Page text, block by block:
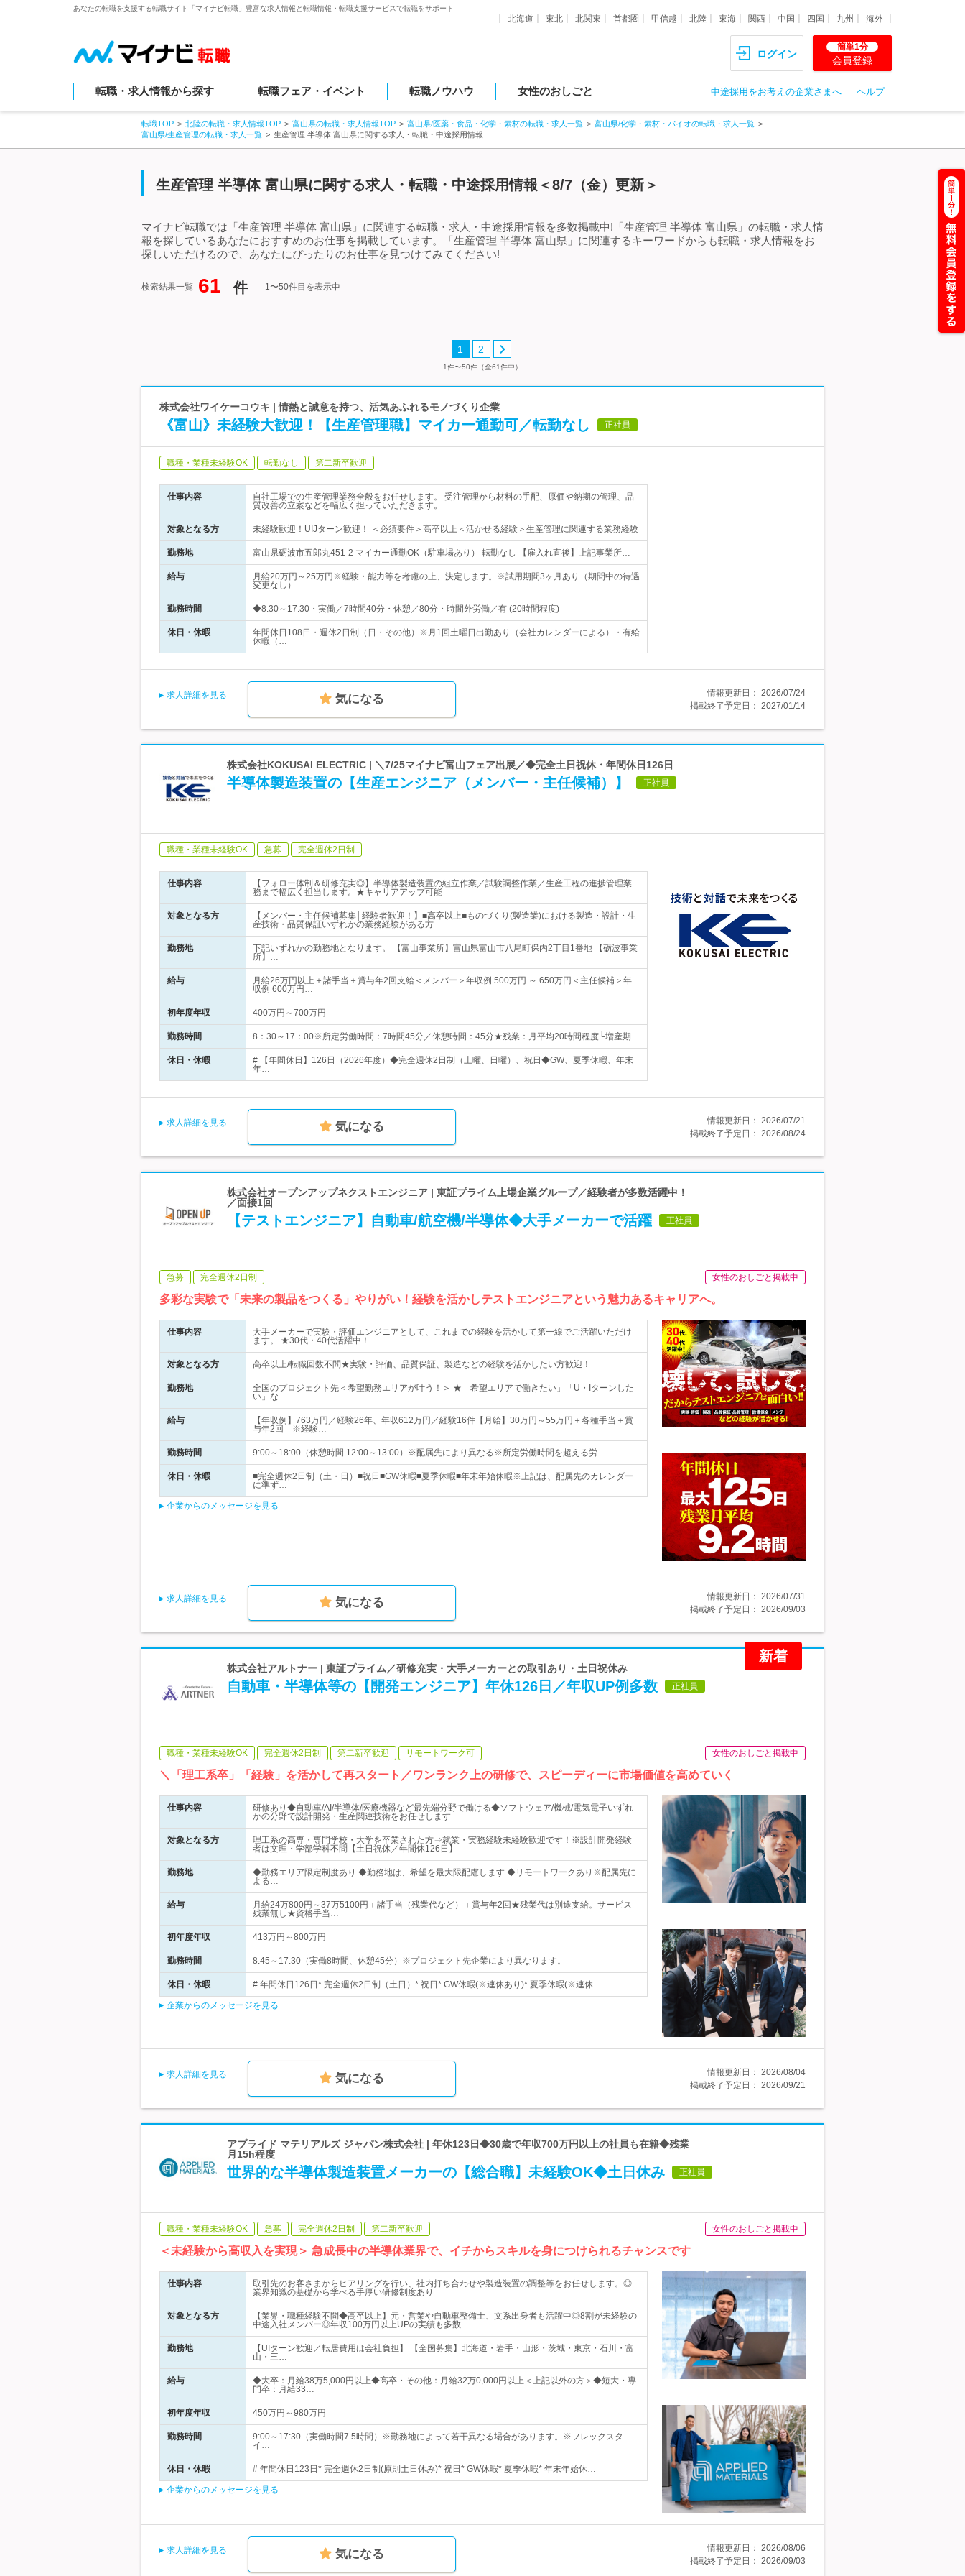
あなたの転職を支援する転職サイト「マイナビ転職」豊富な求人情報と転職情報・転職支援サービスで転職をサポート
北海道 東北 北関東 首都圏 甲信越 北陸 東海 関西 中国 四国 九州 海外
ログイン
簡単1分
会員登録
転職・求人情報から探す 転職フェア・イベント 転職ノウハウ 女性のおしごと 中途採用をお考えの企業さまへ ヘルプ
転職TOP 北陸の転職・求人情報TOP 富山県の転職・求人情報TOP 富山県/医薬・食品・化学・素材の転職・求人一覧
富山県/化学・素材・バイオの転職・求人一覧
富山県/生産管理の転職・求人一覧
生産管理 半導体 富山県に関する求人・転職・中途採用情報
生産管理 半導体 富山県に関する求人・転職・中途採用情報＜8/7（金）更新＞
マイナビ転職では「生産管理 半導体 富山県」に関連する転職・求人・中途採用情報を多数掲載中!「生産管理 半導体 富山県」の転職・求人情
報を探しているあなたにおすすめのお仕事を掲載しています。「生産管理 半導体 富山県」に関連するキーワードからも転職・求人情報をお
探しいただけるので、あなたにぴったりのお仕事を見つけてみてください!
検索結果一覧 61 件 1〜50件目を表示中
1 2
1件〜50件（全61件中）
株式会社ワイケーコウキ | 情熱と誠意を持つ、活気あふれるモノづくり企業
《富山》未経験大歓迎！【生産管理職】マイカー通勤可／転勤なし 正社員
職種・業種未経験OK 転勤なし 第二新卒歓迎
仕事内容
自社工場での生産管理業務全般をお任せします。 受注管理から材料の手配、原価や納期の管理、品
質改善の立案などを幅広く担っていただきます。
対象となる方 未経験歓迎！UIJターン歓迎！ ＜必須要件＞高卒以上＜活かせる経験＞生産管理に関連する業務経験
勤務地 富山県砺波市五郎丸451‐2 マイカー通勤OK（駐車場あり） 転勤なし 【雇入れ直後】上記事業所…
給与
月給20万円～25万円※経験・能力等を考慮の上、決定します。※試用期間3ヶ月あり（期間中の待遇
変更なし）
勤務時間 ◆8:30～17:30・実働／7時間40分・休憩／80分・時間外労働／有 (20時間程度)
休日・休暇
年間休日108日・週休2日制（日・その他）※月1回土曜日出勤あり（会社カレンダーによる）・有給
休暇（…
求人詳細を見る 気になる 情報更新日： 2026/07/24
掲載終了予定日： 2027/01/14
株式会社KOKUSAI ELECTRIC | ＼7/25マイナビ富山フェア出展／◆完全土日祝休・年間休日126日
半導体製造装置の【生産エンジニア（メンバー・主任候補）】 正社員
職種・業種未経験OK 急募 完全週休2日制
仕事内容
【フォロー体制＆研修充実◎】半導体製造装置の組立作業／試験調整作業／生産工程の進捗管理業
務まで幅広く担当します。★キャリアアップ可能
対象となる方
【メンバー・主任候補募集│経験者歓迎！】■高卒以上■ものづくり(製造業)における製造・設計・生
産技術・品質保証いずれかの業務経験がある方
勤務地
下記いずれかの勤務地となります。 【富山事業所】富山県富山市八尾町保内2丁目1番地 【砺波事業
所】…
給与
月給26万円以上＋諸手当＋賞与年2回支給＜メンバー＞年収例 500万円 ～ 650万円＜主任候補＞年
収例 600万円…
初年度年収 400万円～700万円
勤務時間 8：30～17：00※所定労働時間：7時間45分／休憩時間：45分★残業：月平均20時間程度└増産期…
休日・休暇
# 【年間休日】126日（2026年度）◆完全週休2日制（土曜、日曜）、祝日◆GW、夏季休暇、年末
年…
求人詳細を見る 気になる 情報更新日： 2026/07/21
掲載終了予定日： 2026/08/24
株式会社オープンアップネクストエンジニア | 東証プライム上場企業グループ／経験者が多数活躍中！
／面接1回
【テストエンジニア】自動車/航空機/半導体◆大手メーカーで活躍 正社員
急募 完全週休2日制 女性のおしごと掲載中
多彩な実験で「未来の製品をつくる」やりがい！経験を活かしテストエンジニアという魅力あるキャリアへ。
仕事内容
大手メーカーで実験・評価エンジニアとして、これまでの経験を活かして第一線でご活躍いただけ
ます。 ★30代・40代活躍中！
対象となる方 高卒以上/転職回数不問★実験・評価、品質保証、製造などの経験を活かしたい方歓迎！
勤務地
全国のプロジェクト先＜希望勤務エリアが叶う！＞ ★「希望エリアで働きたい」「U・Iターンした
い」な…
給与
【年収例】763万円／経験26年、年収612万円／経験16件【月給】30万円～55万円＋各種手当＋賞
与年2回 ※経験…
勤務時間 9:00～18:00（休憩時間 12:00～13:00）※配属先により異なる※所定労働時間を超える労…
休日・休暇
■完全週休2日制（土・日）■祝日■GW休暇■夏季休暇■年末年始休暇※上記は、配属先のカレンダー
に準ず…
企業からのメッセージを見る
求人詳細を見る 気になる 情報更新日： 2026/07/31
掲載終了予定日： 2026/09/03
新着
株式会社アルトナー | 東証プライム／研修充実・大手メーカーとの取引あり・土日祝休み
自動車・半導体等の【開発エンジニア】年休126日／年収UP例多数 正社員
職種・業種未経験OK 完全週休2日制 第二新卒歓迎 リモートワーク可 女性のおしごと掲載中
＼「理工系卒」「経験」を活かして再スタート／ワンランク上の研修で、スピーディーに市場価値を高めていく
仕事内容
研修あり◆自動車/AI/半導体/医療機器など最先端分野で働ける◆ソフトウェア/機械/電気電子いずれ
かの分野で設計開発・生産関連技術をお任せします
対象となる方
理工系の高専・専門学校・大学を卒業された方⇒就業・実務経験未経験歓迎です！※設計開発経験
者は文理・学部学科不問【土日祝休／年間休126日】
勤務地
◆勤務エリア限定制度あり ◆勤務地は、希望を最大限配慮します ◆リモートワークあり※配属先に
よる…
給与
月給24万800円～37万5100円＋諸手当（残業代など）＋賞与年2回★残業代は別途支給。サービス
残業無し★資格手当…
初年度年収 413万円～800万円
勤務時間 8:45～17:30（実働8時間、休憩45分）※プロジェクト先企業により異なります。
休日・休暇 # 年間休日126日* 完全週休2日制（土日）* 祝日* GW休暇(※連休あり)* 夏季休暇(※連休…
企業からのメッセージを見る
求人詳細を見る 気になる 情報更新日： 2026/08/04
掲載終了予定日： 2026/09/21
アプライド マテリアルズ ジャパン株式会社 | 年休123日◆30歳で年収700万円以上の社員も在籍◆残業
月15h程度
世界的な半導体製造装置メーカーの【総合職】未経験OK◆土日休み 正社員
職種・業種未経験OK 急募 完全週休2日制 第二新卒歓迎 女性のおしごと掲載中
＜未経験から高収入を実現＞ 急成長中の半導体業界で、イチからスキルを身につけられるチャンスです
仕事内容
取引先のお客さまからヒアリングを行い、社内打ち合わせや製造装置の調整等をお任せします。◎
業界知識の基礎から学べる手厚い研修制度あり
対象となる方
【業界・職種経験不問◆高卒以上】元・営業や自動車整備士、文系出身者も活躍中◎8割が未経験の
中途入社メンバー◎年収100万円以上UPの実績も多数
勤務地
【UIターン歓迎／転居費用は会社負担】 【全国募集】北海道・岩手・山形・茨城・東京・石川・富
山・三…
給与
◆大卒：月給38万5,000円以上◆高卒・その他：月給32万0,000円以上＜上記以外の方＞◆短大・専
門卒：月給33…
初年度年収 450万円～980万円
勤務時間
9:00～17:30（実働時間7.5時間）※勤務地によって若干異なる場合があります。※フレックスタ
イ…
休日・休暇 # 年間休日123日* 完全週休2日制(原則土日休み)* 祝日* GW休暇* 夏季休暇* 年末年始休…
企業からのメッセージを見る
求人詳細を見る 気になる 情報更新日： 2026/08/06
掲載終了予定日： 2026/09/03